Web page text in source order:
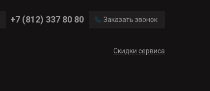
+7 (812) 337 80 80 Заказать звонок
Скидки сервиса